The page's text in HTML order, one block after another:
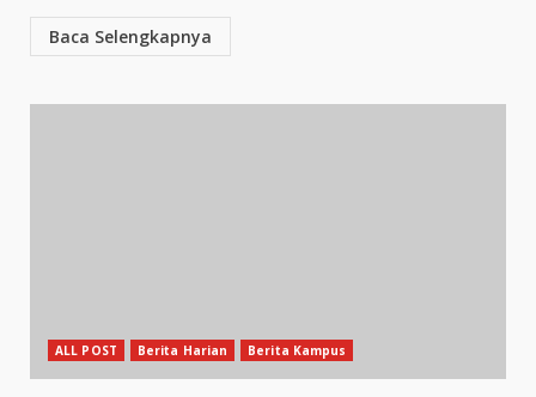
Baca Selengkapnya
ALL POST Berita Harian Berita Kampus